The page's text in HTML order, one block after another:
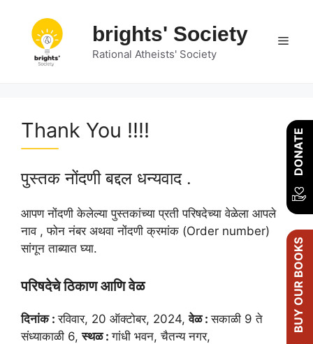
content
brights' Society
Rational Atheists' Society
Thank You !!!!
पुस्तक नोंदणी बद्दल धन्यवाद .
आपण नोंदणी केलेल्या पुस्तकांच्या प्रती परिषदेच्या वेळेला आपले
नाव , फोन नंबर अथवा नोंदणी क्रमांक (Order number)
सांगून ताब्यात घ्या.
परिषदेचे ठिकाण आणि वेळ
दिनांक :रविवार, 20 ऑक्टोबर, 2024,वेळ :सकाळी 9 ते
संध्याकाळी 6,स्थळ :गांधी भवन, चैतन्य नगर,
DONATE
BUY OUR BOOKS